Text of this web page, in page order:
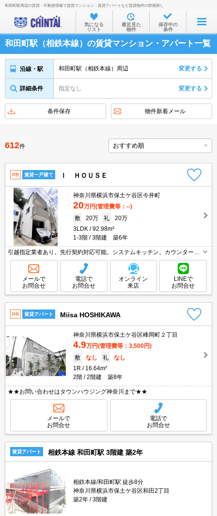
お部屋を探す
沿線・駅から
住所から
家賃相場から
物件特集から
不動産会社から
TOP
和田町駅周辺の賃貸・不動産情報で賃貸マンション・賃貸アパートなど賃貸物件の部屋探し
気になる
リスト
最近見た
物件
保存中の
条件
和田町駅（相鉄本線）の賃貸マンション・アパート一覧
沿線・駅 和田町駅（相鉄本線）周辺 変更する
詳細条件 指定なし 変更する
条件保存 物件新着メール
612件
PR 賃貸一戸建て Ｉ ＨＯＵＳＥ
神奈川県横浜市保土ケ谷区今井町
20万円(管理費等：--)
敷
20万 礼
20万
3LDK
92.98m²
1-3階
3階建 築6年
引越指定業者あり。先行契約対応可能。システムキッチン。カウンターキ
ッチン。TVインターホン付き。ペット飼育時敷金2ヶ月(償却1ヶ月)。ペッ
ト可(犬・猫限定)。防災セット39,490円。
メールで
お問合せ
電話で
お問合せ
オンライン
来店
LINEで
お問合せ
PR 賃貸アパート Miisa HOSHIKAWA
神奈川県横浜市保土ケ谷区峰岡町２丁目
4.9万円(管理費等：3,500円)
敷
なし 礼
なし
1R
16.64m²
2階
2階建 築8年
★★お問い合わせはタウンハウジング神奈川まで★★
メールで
お問合せ
電話で
お問合せ
賃貸アパート 相鉄本線 和田町駅 3階建 築2年
相鉄本線/和田町駅 徒歩8分
神奈川県横浜市保土ケ谷区和田2丁目
築2年
3階建